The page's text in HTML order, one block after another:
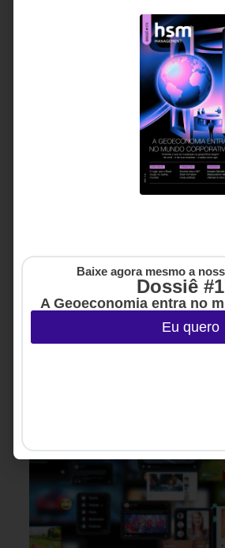
ARQUITETURA DE TRABALHO
24
Salário já não basta: o novo
está fora da folha de
A preocupação com dinheiro já
produtividade, saúde mental e
emprego. Diante desse cenário,
começam a repensar seu papel e
de apoiar colaboradores sem
Baixe agora mesmo a
Dossiê
A Geoeconomia entra no
Eu quero